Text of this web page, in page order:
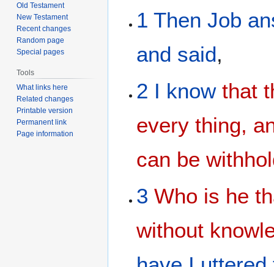
toto
1 Then Job
and said,
2 I know that
every thing,
can be
3 Who is he
without
Old Testament
New Testament
Recent changes
Random page
Special pages
Tools
What links here
Related changes
Printable version
Permanent link
Page information